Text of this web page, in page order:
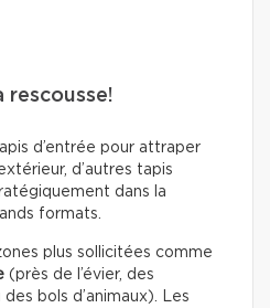
rescousse!
d’entrée pour attraper
d’autres tapis
dans la
formats.
plus sollicitées comme
(près de l’évier, des
bols d’animaux). Les